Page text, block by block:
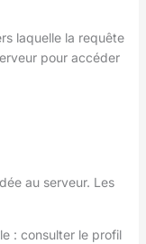
laquelle la requête
pour accéder
au serveur. Les
: consulter le profil